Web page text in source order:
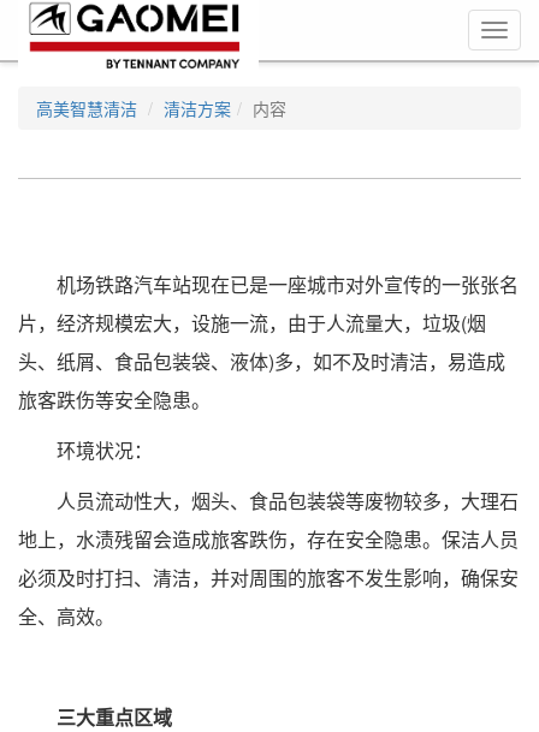
高美智慧清洁 清洁方案 内容
机场铁路汽车站现在已是一座城市对外宣传的一张张名
片，经济规模宏大，设施一流，由于人流量大，垃圾(烟
头、纸屑、食品包装袋、液体)多，如不及时清洁，易造成
旅客跌伤等安全隐患。
环境状况：
人员流动性大，烟头、食品包装袋等废物较多，大理石
地上，水渍残留会造成旅客跌伤，存在安全隐患。保洁人员
必须及时打扫、清洁，并对周围的旅客不发生影响，确保安
全、高效。
三大重点区域